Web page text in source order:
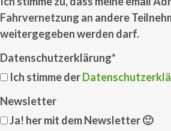
Fahrvernetzung an andere
weitergegeben werden darf.
Datenschutzerklärung*
Ich stimme der
Newsletter
Ja! her mit dem Newsletter 🙂